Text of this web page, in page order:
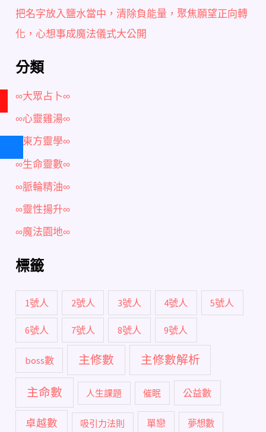
把名字放入鹽水當中，清除負能量，聚焦願望正向轉
化，心想事成魔法儀式大公開
分類
∞大眾占卜∞
∞心靈雞湯∞
∞東方靈學∞
∞生命靈數∞
∞脈輪精油∞
∞靈性揚升∞
∞魔法園地∞
標籤
1號人 2號人 3號人 4號人 5號人
6號人 7號人 8號人 9號人
boss數 主修數 主修數解析
主命數 人生課題 催眠 公益數
卓越數 吸引力法則 單戀 夢想數